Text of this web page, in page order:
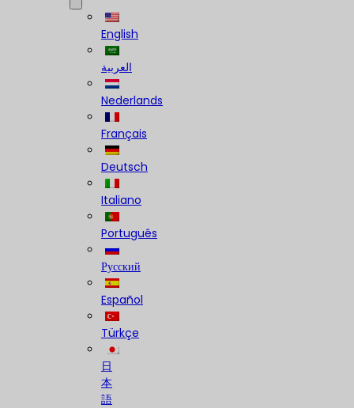
English
العربية
Nederlands
Français
Deutsch
Italiano
Português
Русский
Español
Türkçe
日
本
語